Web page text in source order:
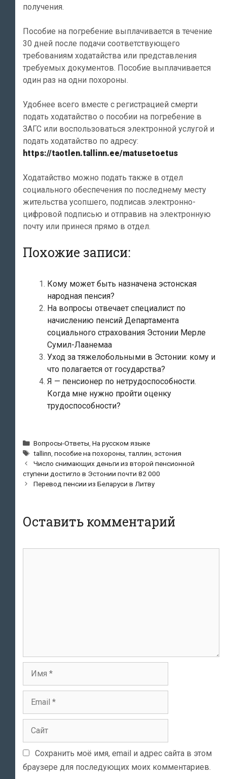
получения.
Пособие на погребение выплачивается в течение
30 дней после подачи соответствующего
требованиям ходатайства или представления
требуемых документов. Пособие выплачивается
один раз на одни похороны.
Удобнее всего вместе с регистрацией смерти
подать ходатайство о пособии на погребение в
ЗАГС или воспользоваться электронной услугой и
подать ходатайство по адресу:
https://taotlen.tallinn.ee/matusetoetus
Ходатайство можно подать также в отдел
социального обеспечения по последнему месту
жительства усопшего, подписав электронно-
цифровой подписью и отправив на электронную
почту или принеся прямо в отдел.
Похожие записи:
Кому может быть назначена эстонская
народная пенсия?
На вопросы отвечает специалист по
начислению пенсий Департамента
социального страхования Эстонии Мерле
Сумил-Лаанемаа
Уход за тяжелобольными в Эстонии: кому и
что полагается от государства?
Я — пенсионер по нетрудоспособности.
Когда мне нужно пройти оценку
трудоспособности?
Рубрики
Вопросы-Ответы ,На русском языке
Метки
tallinn ,пособие на похороны ,таллин ,эстония
Навигация
по
записям
Число снимающих деньги из второй пенсионной
ступени достигло в Эстонии почти 82 000
Перевод пенсии из Беларуси в Литву
Оставить комментарий
Сохранить моё имя, email и адрес сайта в этом
браузере для последующих моих комментариев.